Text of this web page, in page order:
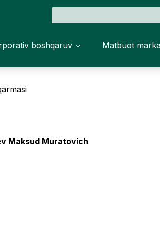
boshqaruv Matbuot
Maksud Muratovich